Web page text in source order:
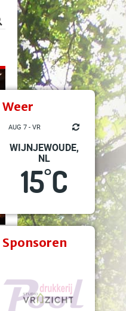
Weer
AUG 7 - VR
WIJNJEWOUDE,
NL
15°C
Sponsoren